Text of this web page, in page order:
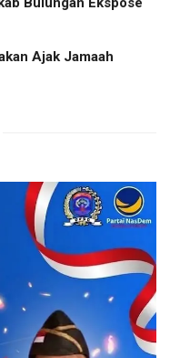
Ajak Jamaah